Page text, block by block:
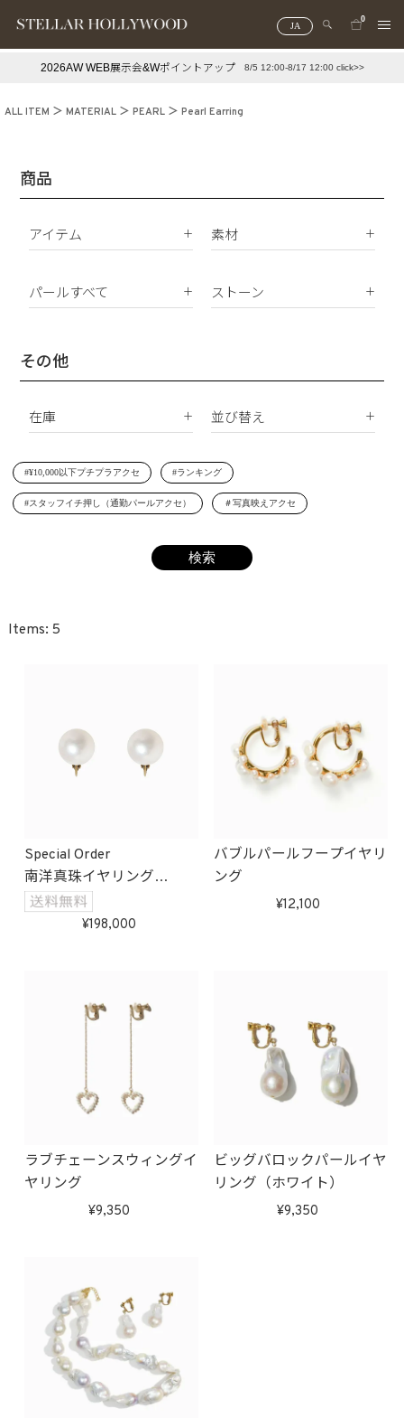
JA
0
#スタッフイチ押し（通勤パールアクセ） ＃写真映えアクセ
2026AW WEB展示会&Wポイントアップ 8/5 12:00-8/17 12:00 click>>
ALL ITEM MATERIAL PEARL Pearl Earring
商品
アイテム
イヤリング
ネックレス
リング
イニシャル
素材
K10
サージカルステンレス
パールすべて
南洋真珠
シェルパール
ストーン
ジルコニア
その他
在庫
在庫あり
受注生産
並び替え
価格が安い順
価格が高い順
レビュー順
#¥10,000以下プチプラアクセ #ランキング
#スタッフイチ押し（通勤パールアクセ） ＃写真映えアクセ
5
Special Order
南洋真珠イヤリング
受注生産
198,000
バブルパールフープイヤリ
ング
12,100
ラブチェーンスウィングイ
ヤリング
9,350
ビッグバロックパールイヤ
リング（ホワイト）
9,350